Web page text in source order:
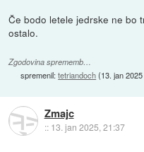
Če bodo letele jedrske ne bo
ostalo.
Zgodovina sprememb…
spremenil:tetriandoch(13. jan
Zmajc
:: 13. jan 2025, 21:37